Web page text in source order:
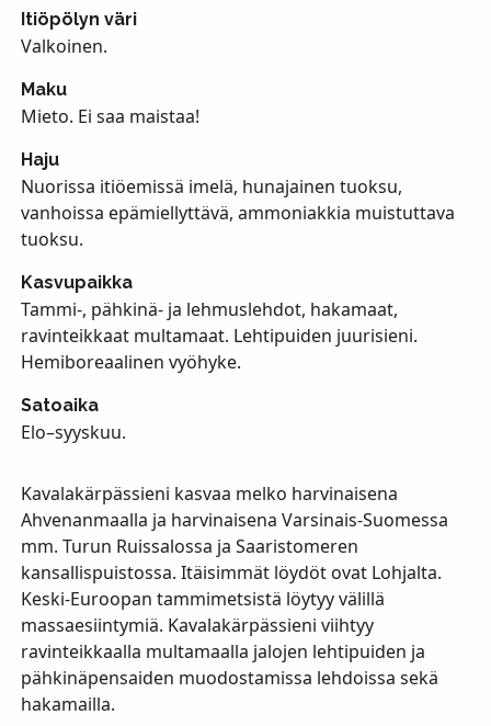
Itiöpölyn väri
Valkoinen.
Maku
Mieto. Ei saa maistaa!
Haju
Nuorissa itiöemissä imelä, hunajainen tuoksu,
vanhoissa epämiellyttävä, ammoniakkia muistuttava
tuoksu.
Kasvupaikka
Tammi-, pähkinä- ja lehmuslehdot, hakamaat,
ravinteikkaat multamaat. Lehtipuiden juurisieni.
Hemiboreaalinen vyöhyke.
Satoaika
Elo–syyskuu.
Kavalakärpässieni kasvaa melko harvinaisena
Ahvenanmaalla ja harvinaisena Varsinais-Suomessa
mm. Turun Ruissalossa ja Saaristomeren
kansallispuistossa. Itäisimmät löydöt ovat Lohjalta.
Keski-Euroopan tammimetsistä löytyy välillä
massaesiintymiä. Kavalakärpässieni viihtyy
ravinteikkaalla multamaalla jalojen lehtipuiden ja
pähkinäpensaiden muodostamissa lehdoissa sekä
hakamailla.